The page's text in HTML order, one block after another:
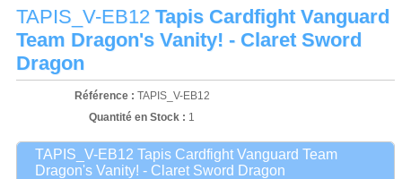
TAPIS_V-EB12 Tapis Cardfight Vanguard
Team Dragon's Vanity! - Claret Sword
Dragon
Référence : TAPIS_V-EB12
Quantité en Stock : 1
TAPIS_V-EB12 Tapis Cardfight Vanguard Team
Dragon's Vanity! - Claret Sword Dragon